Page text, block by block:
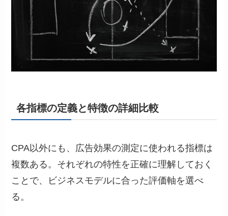
各指標の定義と特徴の詳細比較
CPA以外にも、広告効果の測定に使われる指標は
複数ある。それぞれの特性を正確に理解しておく
ことで、ビジネスモデルに合った評価軸を選べ
る。